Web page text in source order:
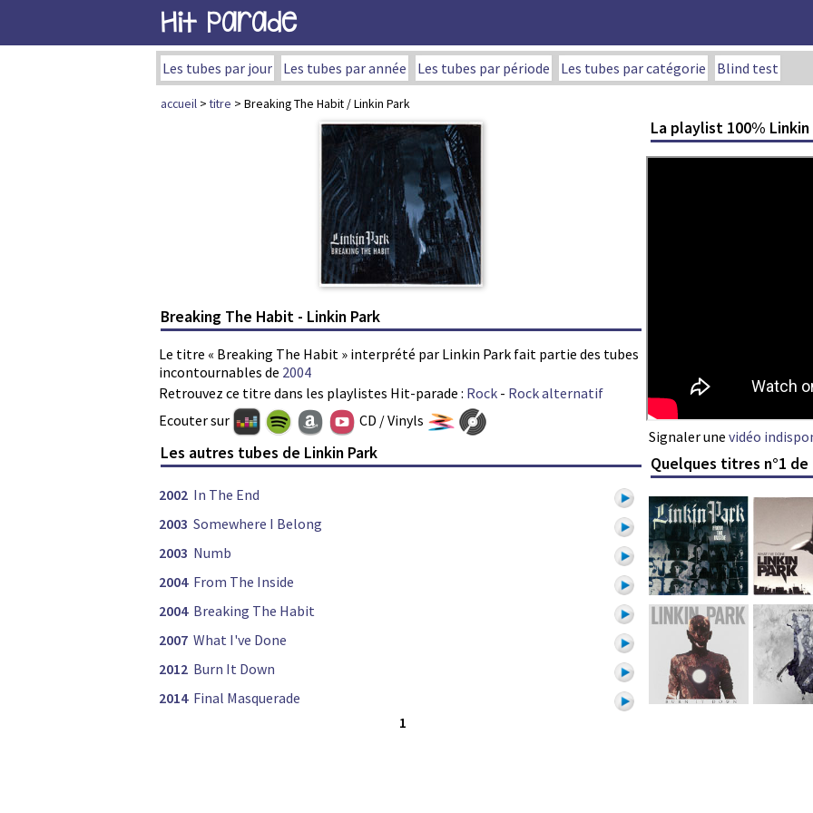
Hit Parade
Les tubes par jour Les tubes par année Les tubes par période Les tubes par catégorie Blind test
accueil >titre > Breaking The Habit / Linkin Park
Breaking The Habit - Linkin Park
Le titre « Breaking The Habit » interprété par Linkin Park fait partie des tubes
incontournables de 2004
Retrouvez ce titre dans les playlistes Hit-parade : Rock - Rock alternatif
La playlist 100% Linkin
Signaler une vidéo
Ecouter sur CD / Vinyls
Les autres tubes de Linkin Park
2002 In The End
2003 Somewhere I Belong
2003 Numb
2004 From The Inside
2004 Breaking The Habit
2007 What I've Done
2012 Burn It Down
2014 Final Masquerade
1
Quelques titres n°1 de